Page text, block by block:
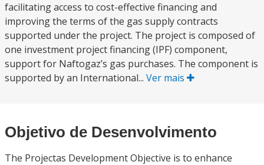
facilitating access to cost-effective financing and
improving the terms of the gas supply contracts
supported under the project. The project is composed of
one investment project financing (IPF) component,
support for Naftogaz’s gas purchases. The component is
supported by an International... Ver mais
Objetivo de Desenvolvimento
The Projectas Development Objective is to enhance